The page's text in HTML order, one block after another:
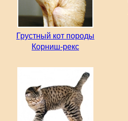
Грустный кот породы
Корниш-рекс